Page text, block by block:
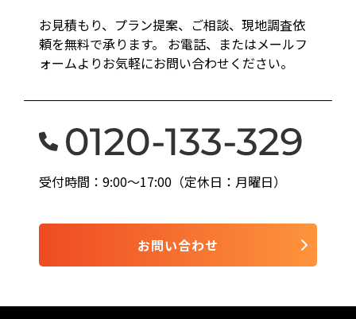
お見積もり、プラン提案、ご相談、現地調査依
頼を無料で承ります。 お電話、またはメールフ
ォームよりお気軽にお問い合わせください。
受付時間：9:00〜17:00（定休日：月曜日）
お問い合わせ